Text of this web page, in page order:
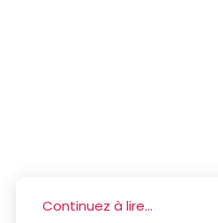
Continuez à lire...